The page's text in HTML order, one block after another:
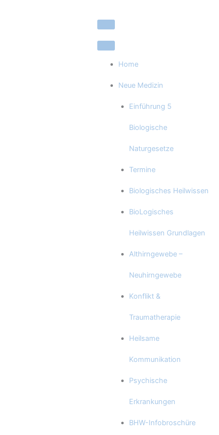
Home
Neue Medizin
Einführung 5
Biologische
Naturgesetze
Termine
Biologisches Heilwissen
BioLogisches
Heilwissen Grundlagen
Althirngewebe –
Neuhirngewebe
Konflikt &
Traumatherapie
Heilsame
Kommunikation
Psychische
Erkrankungen
BHW-Infobroschüre